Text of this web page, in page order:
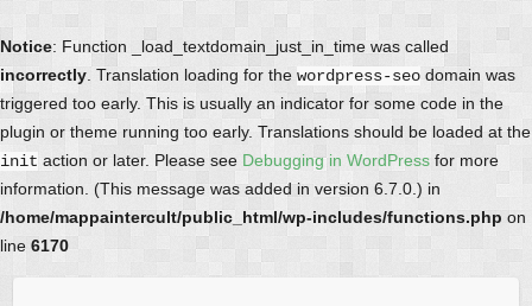
Notice: Function _load_textdomain_just_in_time was called
incorrectly . Translation loading for the wordpress-seo domain was
triggered too early. This is usually an indicator for some code in the
plugin or theme running too early. Translations should be loaded at the
init action or later. Please see Debugging in WordPress for more
information. (This message was added in version 6.7.0.) in
/home/mappaintercult/public_html/wp-includes/functions.php on
line 6170